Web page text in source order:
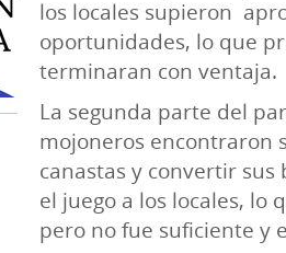
los locales supieron
oportunidades, lo que
terminaran con ventaja.
La segunda parte del
mojoneros encontraron
canastas y convertir
el juego a los locales,
pero no fue suficiente y